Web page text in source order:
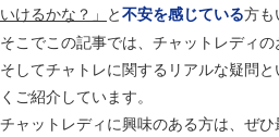
いけるかな？」 と不安を感じている方も
そこでこの記事では、チャットレディの
そしてチャトレに関するリアルな疑問
くご紹介しています。
チャットレディに興味のある方は、ぜ